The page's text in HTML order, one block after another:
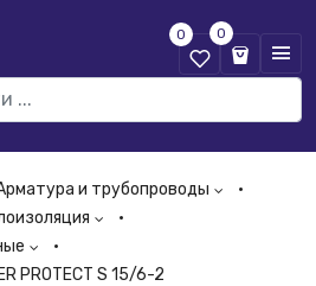
0 0
и трубопроводы
PROTECT S 15/6-2